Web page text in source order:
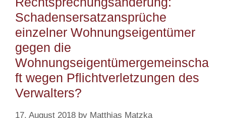
Schadensersatzansprüche
einzelner Wohnungseigentümer
gegen die
Wohnungseigentümergemeinscha
ft wegen Pflichtverletzungen des
Verwalters?
17. August 2018 by Matthias Matzka